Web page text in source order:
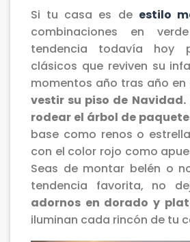
Si tu casa es de estilo
combinaciones en
tendencia todavía hoy
clásicos que reviven su
momentos año tras año
vestir su piso de Navidad.
rodear el árbol de
base como renos o
con el color rojo como
Seas de montar belén o
tendencia favorita, no
adornos en dorado y
iluminan cada rincón de tu